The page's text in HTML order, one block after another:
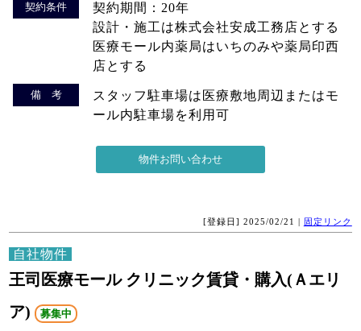
契約条件
契約期間：20年
設計・施工は株式会社安成工務店とする
医療モール内薬局はいちのみや薬局印西
店とする
備 考
スタッフ駐車場は医療敷地周辺またはモ
ール内駐車場を利用可
[登録日] 2025/02/21 | 固定リンク
自社物件
王司医療モール クリニック賃貸・購入(Ａエリ
ア) 募集中